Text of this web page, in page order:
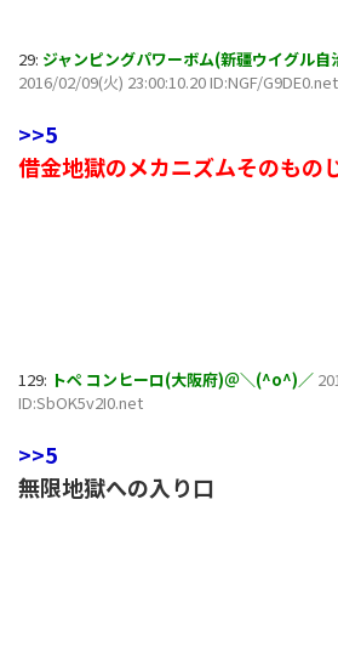
29: ジャンピングパワーボム(新疆ウイグル
2016/02/09(火) 23:00:10.20 ID:NGF/G9DE0.net
>>5
借金地獄のメカニズムそのもの
129: トペ コンヒーロ(大阪府)＠＼(^o^)／
ID:SbOK5v2I0.net
>>5
無限地獄への入り口